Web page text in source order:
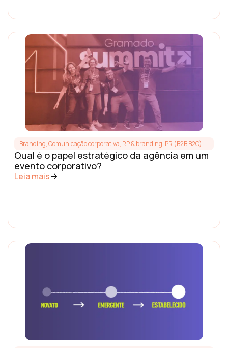
Branding,Comunicação corporativa, RP & branding, PR (B2B B2C)
Qual é o papel estratégico da agência em um
evento corporativo?
Leia mais